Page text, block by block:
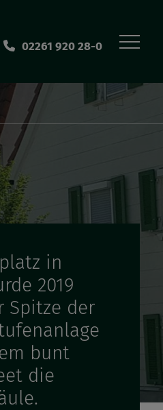
02261 920 28-0
in
2019
Spitze der
bunt
die